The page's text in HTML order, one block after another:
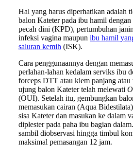
Hal yang harus diperhatikan adalah
balon Kateter pada ibu hamil dengan
pecah dini (KPD), pertumbuhan
infeksi vagina maupun ibu hamil
saluran kemih (ISK).
Cara penggunaannya dengan
perlahan-lahan kedalam serviks ibu
forceps DTT atau klem panjang atau
ujung balon Kateter telah melewati
(OUI). Setelah itu, gembungkan
memasukan cairan (Aqua
sisa Kateter dan masukan ke dalam
diplester pada paha ibu bagian
sambil diobservasi hingga timbul
maksimal pemasangan 12 jam.